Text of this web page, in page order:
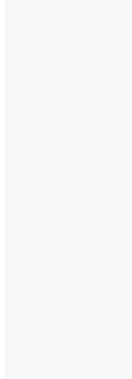
Распространённые варианты
адреса – прописка во
международном паспорте),
(идентифицируемый оригинал
и/или с печатью выпускающей
рекомендация (письмо из
адреса владельца счёта, без
и подписью уполномоченного
подписи), налоговая
Документы о праве
в качестве документов
связаны напрямую с
Пожалуйста, уточните, какой
подтверждения адреса по
быть предоставлен, и
Для документа
китайском языках требуется
Документ требуется в
Если акционером (или в
нужно назначить
бенефициаров, потребуются
для офшорных
для гонконгских
для Российских
для прочих
Регистрации или
подтверждение состава
для офшорных